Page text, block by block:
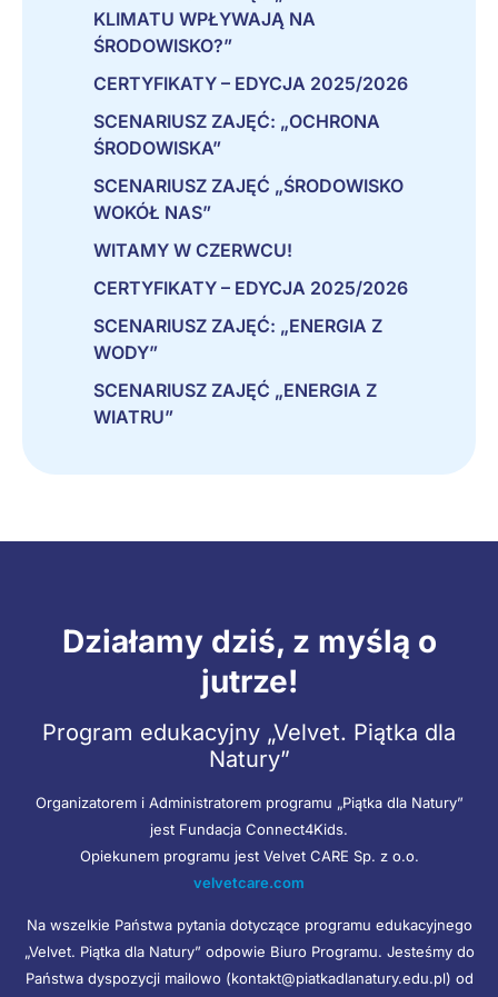
KLIMATU WPŁYWAJĄ NA
ŚRODOWISKO?”
CERTYFIKATY – EDYCJA 2025/2026
SCENARIUSZ ZAJĘĆ: „OCHRONA
ŚRODOWISKA”
SCENARIUSZ ZAJĘĆ „ŚRODOWISKO
WOKÓŁ NAS”
WITAMY W CZERWCU!
CERTYFIKATY – EDYCJA 2025/2026
SCENARIUSZ ZAJĘĆ: „ENERGIA Z
WODY”
SCENARIUSZ ZAJĘĆ „ENERGIA Z
WIATRU”
Działamy dziś, z myślą o
jutrze!
Program edukacyjny „Velvet. Piątka dla
Natury”
Organizatorem i Administratorem programu „Piątka dla Natury”
jest Fundacja Connect4Kids.
Opiekunem programu jest Velvet CARE Sp. z o.o.
velvetcare.com
Na wszelkie Państwa pytania dotyczące programu edukacyjnego
„Velvet. Piątka dla Natury” odpowie Biuro Programu. Jesteśmy do
Państwa dyspozycji mailowo (kontakt@piatkadlanatury.edu.pl) od